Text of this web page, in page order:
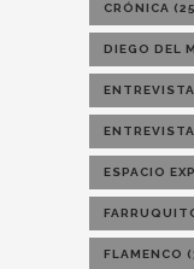
CRÓNICA
DIEGO DEL
ENTREVISTA
ESPACIO
FLAMENCO